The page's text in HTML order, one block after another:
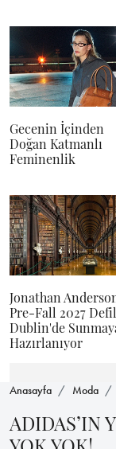
Gecenin İçinden
Doğan Katmanlı
Feminenlik
Jonathan
Pre-Fall 2027
Dublin'de
Hazırlanıyor
Anasayfa Moda
ADIDAS’IN